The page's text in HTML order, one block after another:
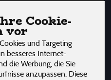
Cookie-
vor
und Targeting
besseres Internet-
die Werbung, die Sie
anzupassen. Diese